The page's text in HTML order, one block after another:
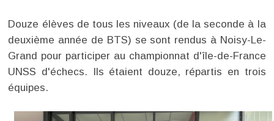
Douze élèves de tous les niveaux (de la seconde à la
deuxième année de BTS) se sont rendus à Noisy-Le-
Grand pour participer au championnat d'île-de-France
UNSS d'échecs. Ils étaient douze, répartis en trois
équipes.